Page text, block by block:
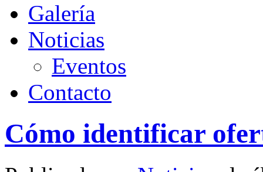
Galería
Noticias
Eventos
Contacto
Cómo identificar